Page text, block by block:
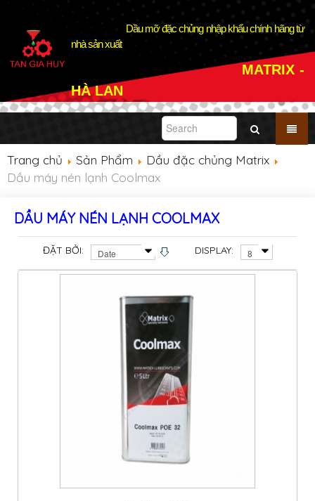
Dầu mỡ đặc chủng nhập khẩu chính hãng từ
nhà sản xuất
MATRIX -
HÀ LAN
Trang chủ Sản Phẩm
Dầu đặc chủng Matrix
Dầu máy nén lạnh Coolmax
DẦU MÁY NÉN LẠNH COOLMAX
ĐẶT BỞI: DISPLAY:
Dầu máy nén lạnh, bôi
trơn cao cấp cho hệ thống
lạnh HFC VÀ ...
dầu máy nén lanh, bôi
trơn cho hệ thống lạnh
CFC VÀ HCFC;
Chi tiết